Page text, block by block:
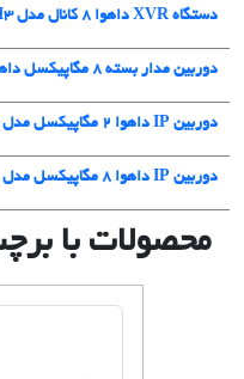
دستگاه XVR داهوا 8 کانال مدل XVR5108HS-I3
دوربین مدار بسته 8 مگاپیکسل داهوا مدل HAC-HFW1801TMP-I8
دوربین IP داهوا 2 مگاپیکسل مدل IPC-HFW1230S1-S5
دوربین IP داهوا 8 مگاپیکسل مدل IPC-HFW1830S-S6
محصولات با